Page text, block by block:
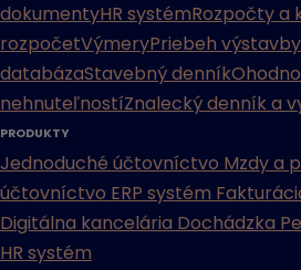
dokumentyHR systémRozpočty a
rozpočetVýmeryPriebeh výstavby
databázaStavebný denník
nehnuteľnostíZnalecký denník a
PRODUKTY
Jednoduché účtovníctvo Mzdy a
účtovníctvo ERP systém
Digitálna kancelária Dochádzka
HR systém